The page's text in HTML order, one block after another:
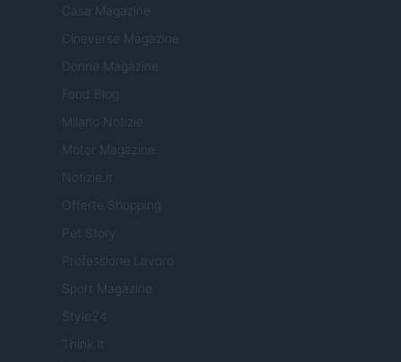
Casa Magazine
Cineverse Magazine
Donne Magazine
Food Blog
Milano Notizie
Motor Magazine
Notizie.it
Offerte Shopping
Pet Story
Professione Lavoro
Sport Magazine
Style24
Think.it